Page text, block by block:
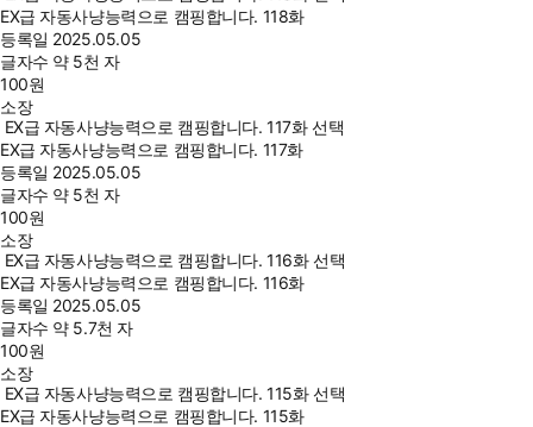
EX급 자동사냥능력으로 캠핑합니다. 118화
등록일 2025.05.05
글자수 약 5천 자
100원
소장
EX급 자동사냥능력으로 캠핑합니다. 117화 선택
EX급 자동사냥능력으로 캠핑합니다. 117화
등록일 2025.05.05
글자수 약 5천 자
100원
소장
EX급 자동사냥능력으로 캠핑합니다. 116화 선택
EX급 자동사냥능력으로 캠핑합니다. 116화
등록일 2025.05.05
글자수 약 5.7천 자
100원
소장
EX급 자동사냥능력으로 캠핑합니다. 115화 선택
EX급 자동사냥능력으로 캠핑합니다. 115화